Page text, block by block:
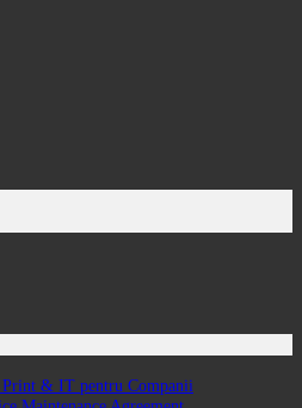
& IT pentru Companii